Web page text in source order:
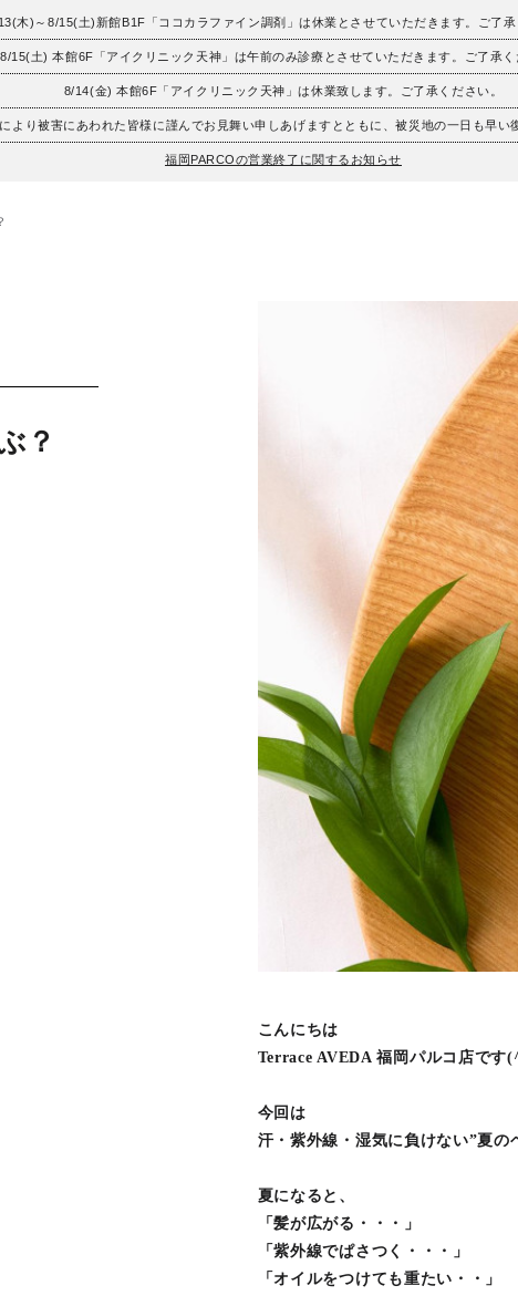
木)～8/15(土)新館B1F「ココカラファイン調剤」は休業とさせていただきます。ご了承
8/15(土) 本館6F「アイクリニック天神」は午前のみ診療とさせていただきます。ご了承く
8/14(金) 本館6F「アイクリニック天神」は休業致します。ご了承ください。
より被害にあわれた皆様に謹んでお見舞い申しあげますとともに、被災地の一日も早い
福岡PARCOの営業終了に関するお知らせ
？
こんにちは
Terrace AVEDA 福岡パルコ店です
今回は
汗・紫外線・湿気に負けない”夏の
夏になると、
「髪が広がる・・・」
「紫外線でぱさつく・・・」
「オイルをつけても重たい・・」